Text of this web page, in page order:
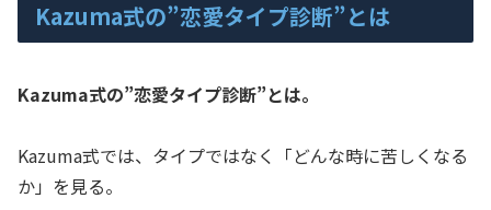
Kazuma式の”恋愛タイプ診断”とは
Kazuma式の”恋愛タイプ診断”とは。
Kazuma式では、タイプではなく「どんな時に苦しくなる
か」を見る。